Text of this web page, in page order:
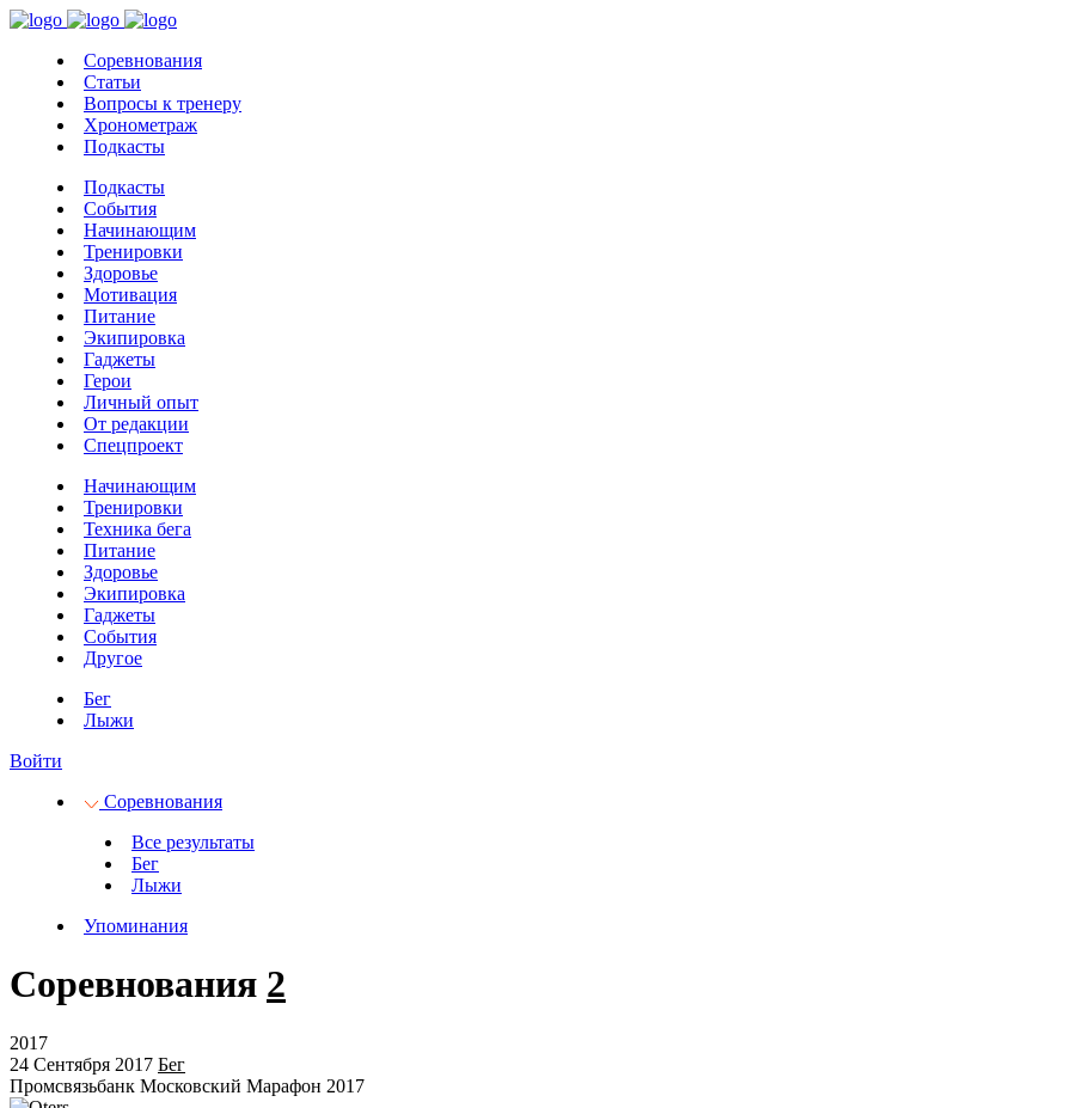
Соревнования
Статьи
Вопросы к тренеру
Хронометраж
Подкасты
Подкасты
События
Начинающим
Тренировки
Здоровье
Мотивация
Питание
Экипировка
Гаджеты
Герои
Личный опыт
От редакции
Спецпроект
Начинающим
Тренировки
Техника бега
Питание
Здоровье
Экипировка
Гаджеты
События
Другое
Бег
Лыжи
Войти
Соревнования
Все результаты
Бег
Лыжи
Упоминания
Соревнования 2
2017
24 Сентября 2017 Бег
Промсвязьбанк Московский Марафон 2017